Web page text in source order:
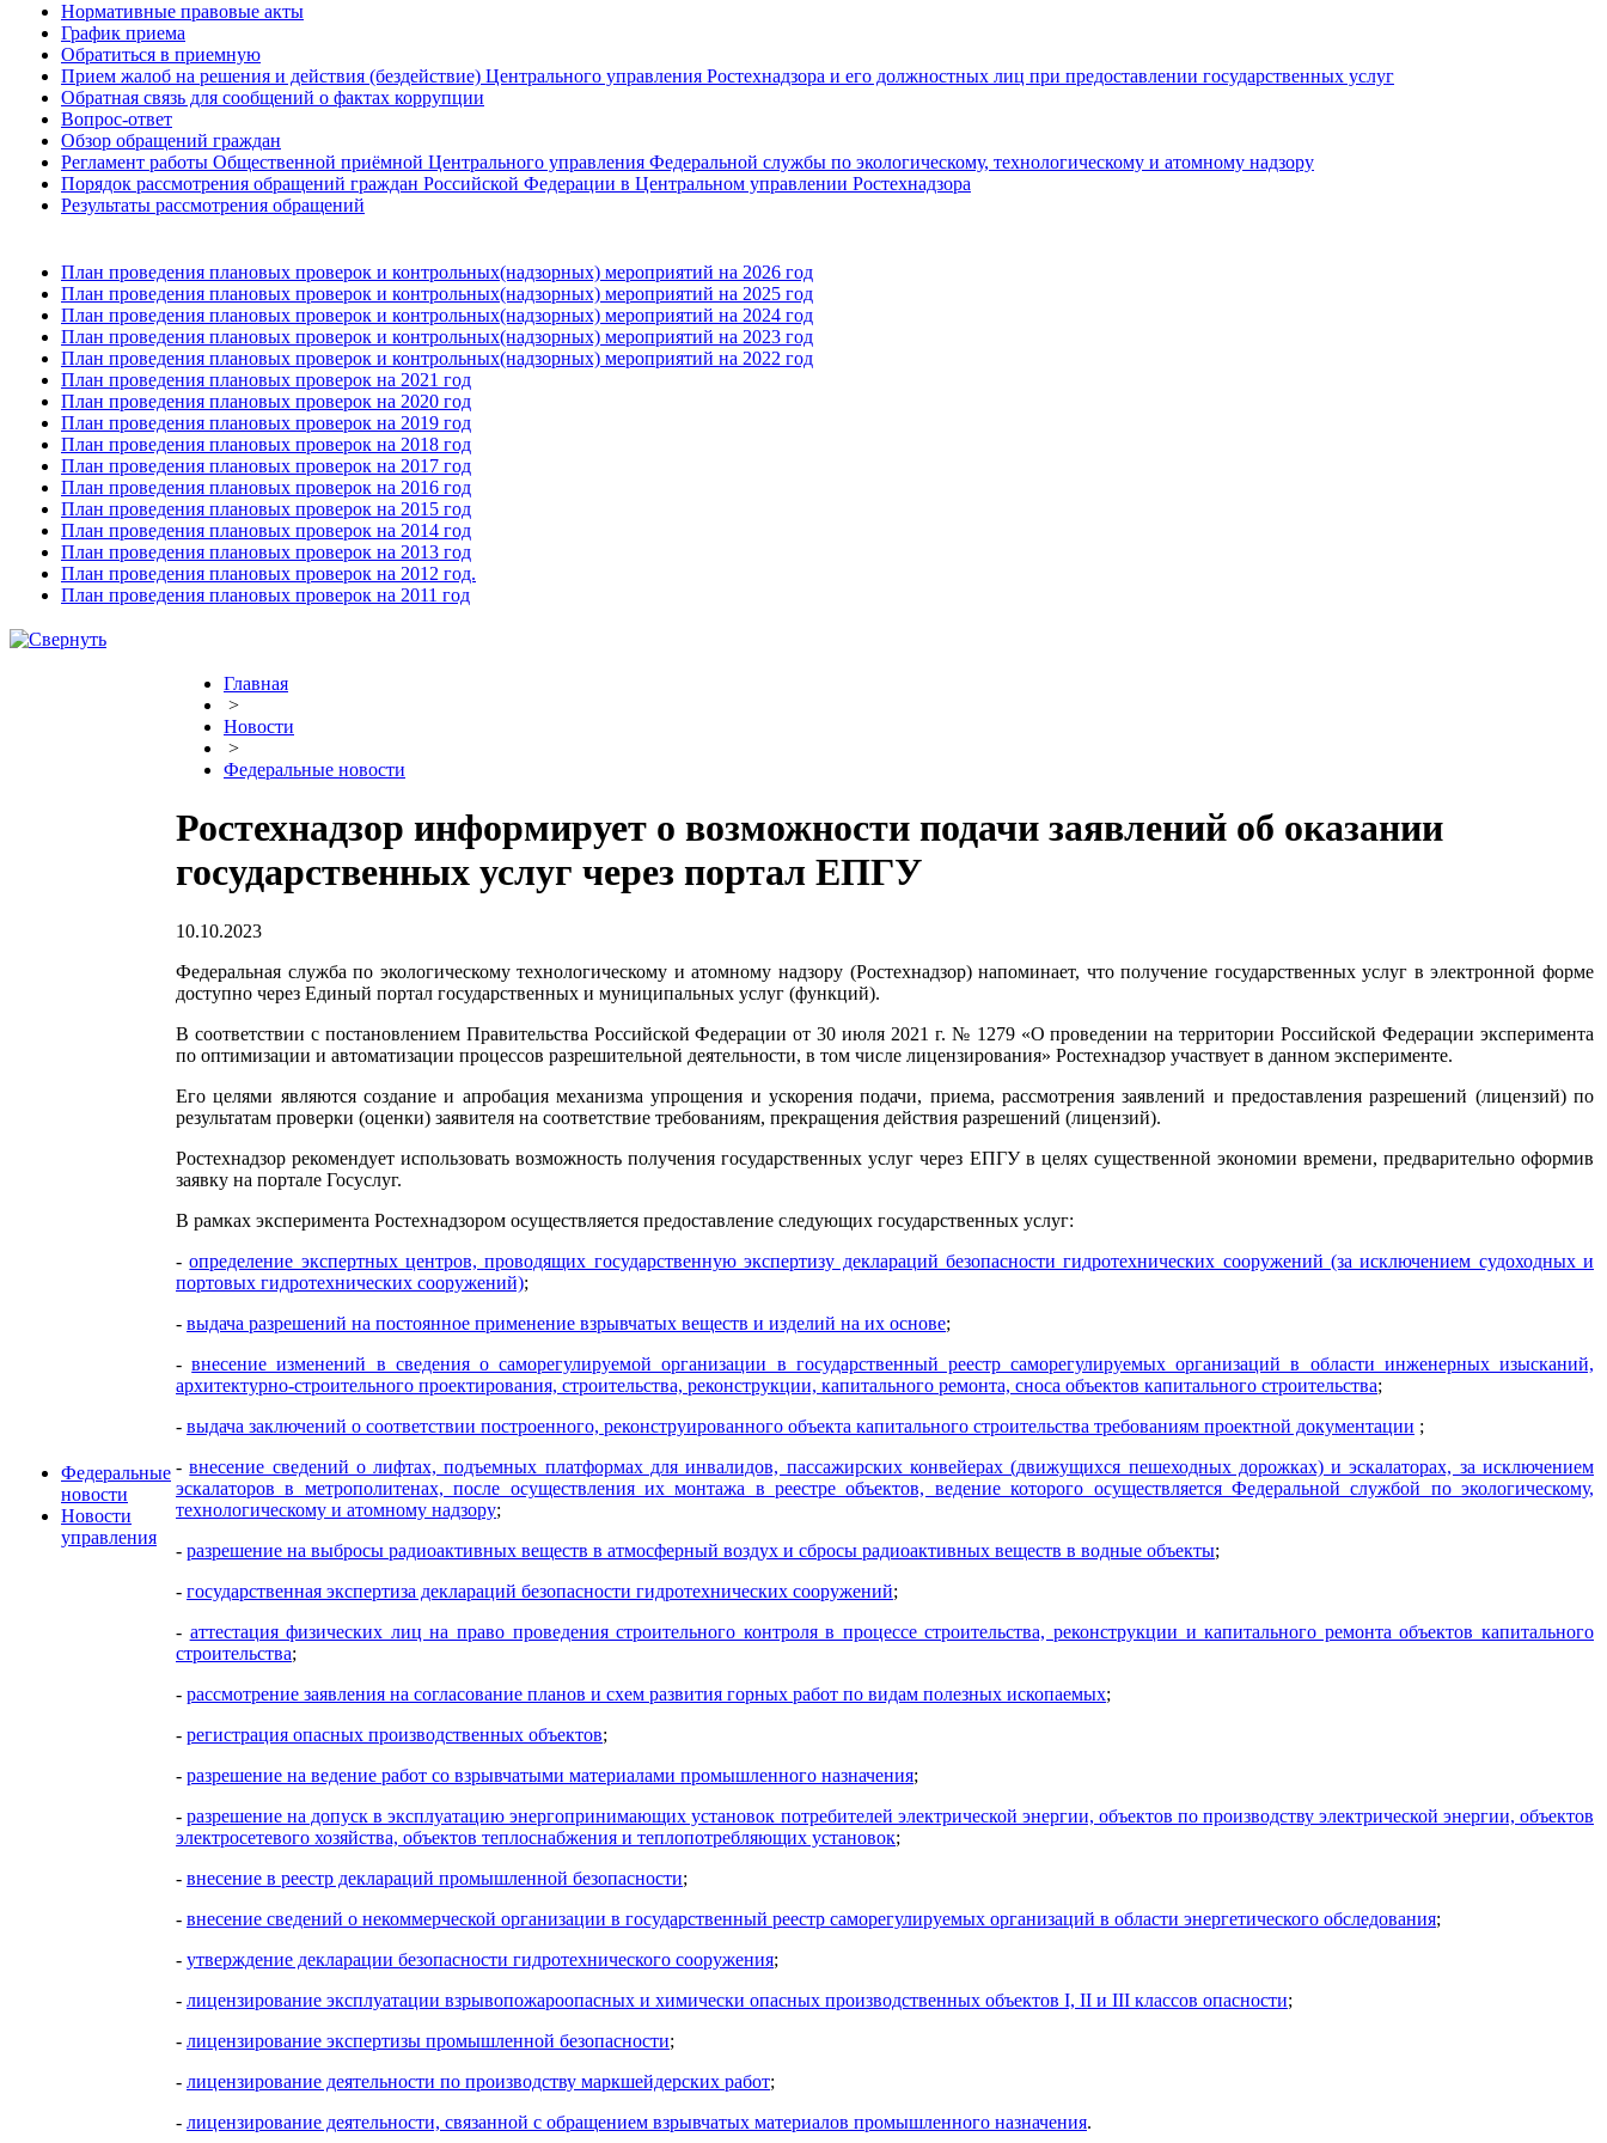
Нормативные правовые акты
График приема
Обратиться в приемную
Прием жалоб на решения и действия (бездействие) Центрального управления Ростехнадзора и его должностных лиц при предоставлении государственных услуг
Обратная связь для сообщений о фактах коррупции
Вопрос-ответ
Обзор обращений граждан
Регламент работы Общественной приёмной Центрального управления Федеральной службы по экологическому, технологическому и атомному надзору
Порядок рассмотрения обращений граждан Российской Федерации в Центральном управлении Ростехнадзора
Результаты рассмотрения обращений
План проведения плановых проверок и контрольных(надзорных) мероприятий на 2026 год
План проведения плановых проверок и контрольных(надзорных) мероприятий на 2025 год
План проведения плановых проверок и контрольных(надзорных) мероприятий на 2024 год
План проведения плановых проверок и контрольных(надзорных) мероприятий на 2023 год
План проведения плановых проверок и контрольных(надзорных) мероприятий на 2022 год
План проведения плановых проверок на 2021 год
План проведения плановых проверок на 2020 год
План проведения плановых проверок на 2019 год
План проведения плановых проверок на 2018 год
План проведения плановых проверок на 2017 год
План проведения плановых проверок на 2016 год
План проведения плановых проверок на 2015 год
План проведения плановых проверок на 2014 год
План проведения плановых проверок на 2013 год
План проведения плановых проверок на 2012 год.
План проведения плановых проверок на 2011 год
Федеральные
новости
Новости
управления
Главная
>
Новости
>
Федеральные новости
Ростехнадзор информирует о возможности подачи заявлений об оказании
государственных услуг через портал ЕПГУ
10.10.2023
Федеральная служба по экологическому технологическому и атомному надзору (Ростехнадзор) напоминает, что получение государственных услуг в электронной форме
доступно через Единый портал государственных и муниципальных услуг (функций).
В соответствии с постановлением Правительства Российской Федерации от 30 июля 2021 г. № 1279 «О проведении на территории Российской Федерации эксперимента
по оптимизации и автоматизации процессов разрешительной деятельности, в том числе лицензирования» Ростехнадзор участвует в данном эксперименте.
Его целями являются создание и апробация механизма упрощения и ускорения подачи, приема, рассмотрения заявлений и предоставления разрешений (лицензий) по
результатам проверки (оценки) заявителя на соответствие требованиям, прекращения действия разрешений (лицензий).
Ростехнадзор рекомендует использовать возможность получения государственных услуг через ЕПГУ в целях существенной экономии времени, предварительно оформив
заявку на портале Госуслуг.
В рамках эксперимента Ростехнадзором осуществляется предоставление следующих государственных услуг:
-определение экспертных центров, проводящих государственную экспертизу деклараций безопасности гидротехнических сооружений (за исключением судоходных и
портовых гидротехнических сооружений);
- выдача разрешений на постоянное применение взрывчатых веществ и изделий на их основе;
-внесение изменений в сведения о саморегулируемой организации в государственный реестр саморегулируемых организаций в области инженерных изысканий,
архитектурно-строительного проектирования, строительства, реконструкции, капитального ремонта, сноса объектов капитального строительства;
- выдача заключений о соответствии построенного, реконструированного объекта капитального строительства требованиям проектной документации ;
-внесение сведений о лифтах, подъемных платформах для инвалидов, пассажирских конвейерах (движущихся пешеходных дорожках) и эскалаторах, за исключением
эскалаторов в метрополитенах, после осуществления их монтажа в реестре объектов, ведение которого осуществляется Федеральной службой по экологическому,
технологическому и атомному надзору;
- разрешение на выбросы радиоактивных веществ в атмосферный воздух и сбросы радиоактивных веществ в водные объекты;
- государственная экспертиза деклараций безопасности гидротехнических сооружений;
- аттестация физических лиц на право проведения строительного контроля в процессе строительства, реконструкции и капитального ремонта объектов капитального
строительства;
- рассмотрение заявления на согласование планов и схем развития горных работ по видам полезных ископаемых;
- регистрация опасных производственных объектов;
- разрешение на ведение работ со взрывчатыми материалами промышленного назначения;
-разрешение на допуск в эксплуатацию энергопринимающих установок потребителей электрической энергии, объектов по производству электрической энергии, объектов
электросетевого хозяйства, объектов теплоснабжения и теплопотребляющих установок;
- внесение в реестр деклараций промышленной безопасности;
- внесение сведений о некоммерческой организации в государственный реестр саморегулируемых организаций в области энергетического обследования;
- утверждение декларации безопасности гидротехнического сооружения;
- лицензирование эксплуатации взрывопожароопасных и химически опасных производственных объектов I, II и III классов опасности;
- лицензирование экспертизы промышленной безопасности;
- лицензирование деятельности по производству маркшейдерских работ;
- лицензирование деятельности, связанной с обращением взрывчатых материалов промышленного назначения.